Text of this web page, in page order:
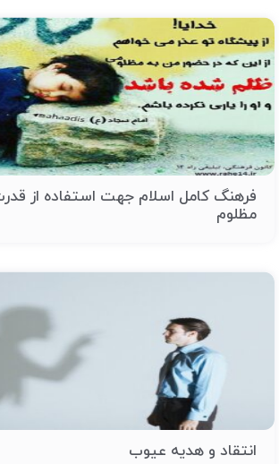
فرهنگ کامل اسلام جهت استفاده از
مظلوم
انتقاد و هدیه عیوب